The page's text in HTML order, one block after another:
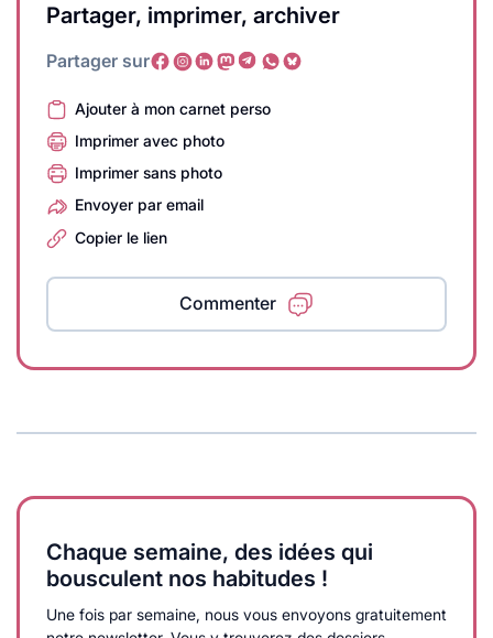
Partager, imprimer, archiver
Partager sur
Ajouter à mon carnet perso
Imprimer avec photo
Imprimer sans photo
Envoyer par email
Copier le lien
Commenter
Chaque semaine, des idées qui
bousculent nos habitudes !
Une fois par semaine, nous vous envoyons gratuitement